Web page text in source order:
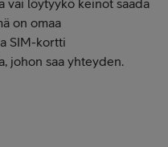
vai löytyykö keinot saada
on omaa
SIM-kortti
johon saa yhteyden.